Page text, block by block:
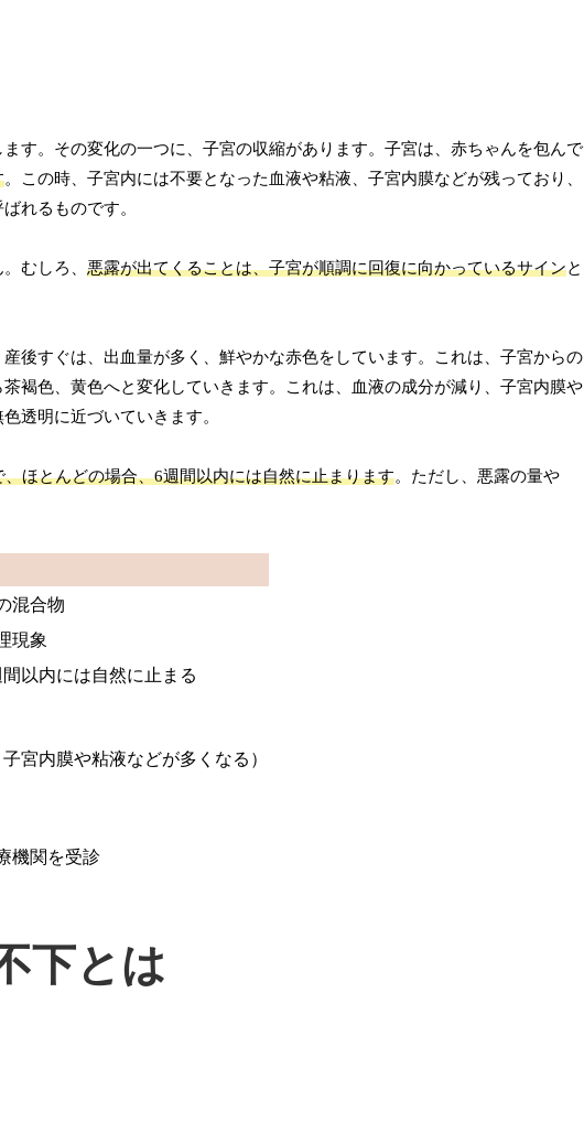
す。その変化の一つに、子宮の収縮があります。子宮は、赤ちゃんを包んで
。この時、子宮内には不要となった血液や粘液、子宮内膜などが残っており、
れるものです。
むしろ、 悪露が出てくることは、子宮が順調に回復に向かっているサインと
後すぐは、出血量が多く、鮮やかな赤色をしています。これは、子宮からの
褐色、黄色へと変化していきます。これは、血液の成分が減り、子宮内膜や
透明に近づいていきます。
ほとんどの場合、6週間以内には自然に止まります。ただし、悪露の量や
混合物
現象
以内には自然に止まる
宮内膜や粘液などが多くなる）
機関を受診
下とは